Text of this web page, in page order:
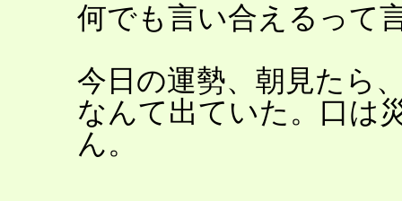
何でも言い合えるって
今日の運勢、朝見たら
なんて出ていた。口は
ん。